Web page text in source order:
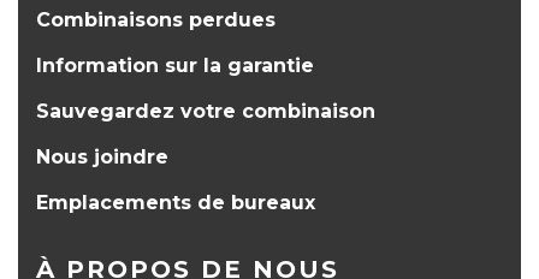
Combinaisons perdues
Information sur la garantie
Sauvegardez votre combinaison
Nous joindre
Emplacements de bureaux
À PROPOS DE NOUS